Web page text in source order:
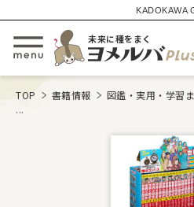
KADOKAWA
メニューを開閉する
未来に種をまく
TOP 書籍情報 図鑑・実用・学習
...